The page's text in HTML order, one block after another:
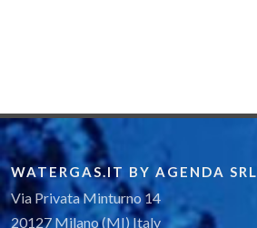
Giunti meccanici
Giunti universali
Tubi e accessori
Derivazioni utenza
Servizi alle imprese e consulenza
Formazione
Corsi di formazione
WATERGAS.IT BY AGENDA SRL
Via Privata Minturno 14
20127 Milano (MI) Italy